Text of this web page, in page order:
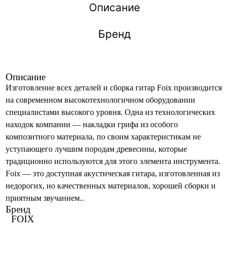
Описание
Бренд
Описание
Изготовление всех деталей и сборка гитар Foix производится
на современном высокотехнологичном оборудовании
специалистами высокого уровня. Одна из технологических
находок компании — накладки грифа из особого
композитного материала, по своим характеристикам не
уступающего лучшим породам древесины, которые
традиционно используются для этого элемента инструмента.
Foix — это доступная акустическая гитара, изготовленная из
недорогих, но качественных материалов, хорошей сборки и
приятным звучанием..
Бренд
FOIX